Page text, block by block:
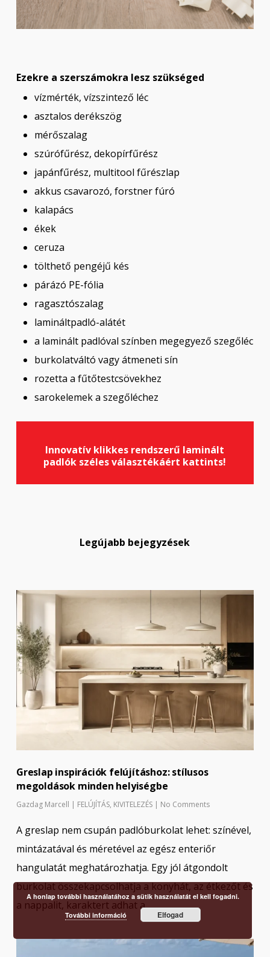
Ezekre a szerszámokra lesz szükséged
vízmérték, vízszintező léc
asztalos derékszög
mérőszalag
szúrófűrész, dekopírfűrész
japánfűrész, multitool fűrészlap
akkus csavarozó, forstner fúró
kalapács
ékek
ceruza
tölthető pengéjű kés
párázó PE-fólia
ragasztószalag
lamináltpadló-alátét
a laminált padlóval színben megegyező szegőléc
burkolatváltó vagy átmeneti sín
rozetta a fűtőtestcsövekhez
sarokelemek a szegőléchez
Innovatív klikkes rendszerű laminált
padlók széles választékáért kattints!
Legújabb bejegyzések
Greslap inspirációk felújításhoz: stílusos
megoldások minden helyiségbe
Gazdag Marcell | FELÚJÍTÁS, KIVITELEZÉS | No Comments
A greslap nem csupán padlóburkolat lehet: színével,
mintázatával és méretével az egész enteriőr
hangulatát meghatározhatja. Egy jól átgondolt
burkolat összekapcsolhatja a konyhát, az étkezőt és
a nappalit, karaktert adhat a…
A honlap további használatához a sütik használatát el kell fogadni.
További információ Elfogad